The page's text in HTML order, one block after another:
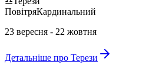
ПовітряКардинальний
23 вересня - 22 жовтня
Детальніше про Терези